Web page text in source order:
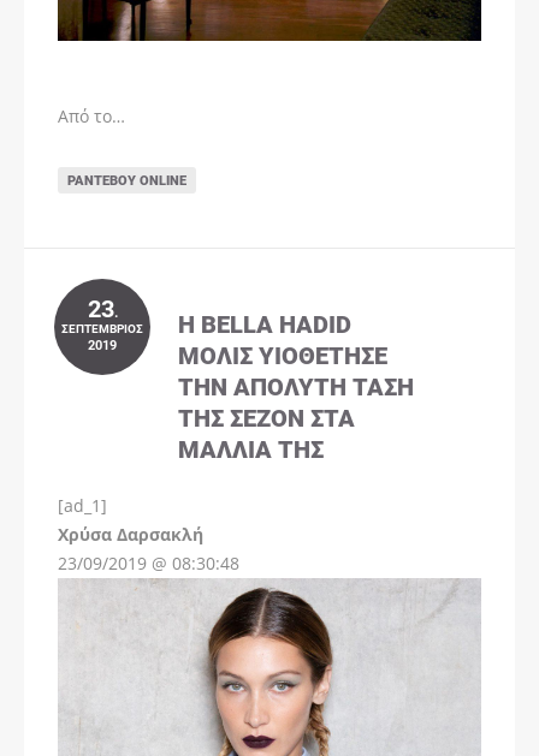
Από το…
ΡΑΝΤΕΒΟΎ ONLINE
23.
ΣΕΠΤΈΜΒΡΙΟΣ
2019
Η BELLA HADID
ΜΌΛΙΣ ΥΙΟΘΈΤΗΣΕ
ΤΗΝ ΑΠΌΛΥΤΗ ΤΆΣΗ
ΤΗΣ ΣΕΖΌΝ ΣΤΑ
ΜΑΛΛΙΆ ΤΗΣ
[ad_1]
Χρύσα Δαρσακλή
23/09/2019 @ 08:30:48